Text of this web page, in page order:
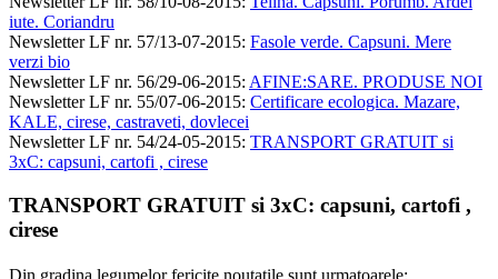
iute. Coriandru
Newsletter LF nr. 57/13-07-2015: Fasole verde. Capsuni. Mere
verzi bio
Newsletter LF nr. 56/29-06-2015: AFINE:SARE. PRODUSE NOI
Newsletter LF nr. 55/07-06-2015: Certificare ecologica. Mazare,
KALE, cirese, castraveti, dovlecei
Newsletter LF nr. 54/24-05-2015: TRANSPORT GRATUIT si
3xC: capsuni, cartofi , cirese
TRANSPORT GRATUIT si 3xC: capsuni, cartofi ,
cirese
Din gradina legumelor fericite noutatile sunt urmatoarele: